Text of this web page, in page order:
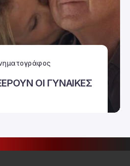
ΟΙ ΓΥΝΑΙΚΕΣ